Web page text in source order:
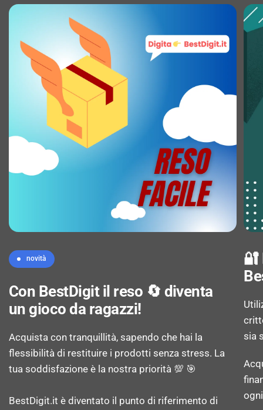
Capacità cestello: 6 kg
Velocità di centrifuga massima: 1000 Giri/min
Classe di efficienza della centrifuga: C
Quantità programmi di lavaggio: 12
Classe emissione rumore: C
Silenziosità (centrifuga): 78 dB
Programmi di lavaggio: 20°C, Cotone,
Risciacquo & centrifuga, Centrifuga/scarico,
Sintetico, Lana
novità
Con BestDigit il reso 🔄 diventa
un gioco da ragazzi!
Acquista con tranquillità, sapendo che hai la
flessibilità di restituire i prodotti senza stress. La
tua soddisfazione è la nostra priorità 💯 🎯
BestDigit.it è diventato il punto di riferimento di
🔐
sia